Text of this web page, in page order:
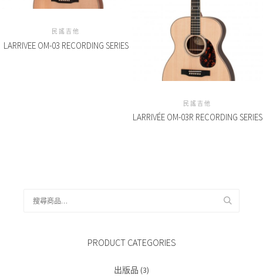
民謠吉他
LARRIVEE OM-03 RECORDING SERIES
民謠吉他
LARRIVÉE OM-03R RECORDING SERIES
PRODUCT CATEGORIES
出版品 (3)